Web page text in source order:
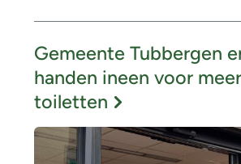
Gemeente Tubbergen
handen ineen voor
toiletten